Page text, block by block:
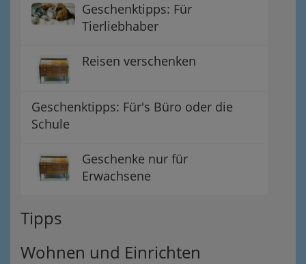
Geschenktipps: Für
Tierliebhaber
Reisen verschenken
Geschenktipps: Für's Büro oder die
Schule
Geschenke nur für
Erwachsene
Tipps
Wohnen und Einrichten